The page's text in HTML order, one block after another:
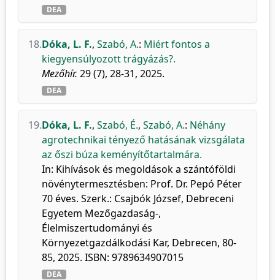
DEA
18.Dóka, L. F., Szabó, A.: Miért fontos a
kiegyensúlyozott trágyázás?.
Mezőhír. 29 (7), 28-31, 2025.
DEA
19.Dóka, L. F., Szabó, É., Szabó, A.: Néhány
agrotechnikai tényező hatásának vizsgálata
az őszi búza keményítőtartalmára.
In: Kihívások és megoldások a szántóföldi
növénytermesztésben: Prof. Dr. Pepó Péter
70 éves. Szerk.: Csajbók József, Debreceni
Egyetem Mezőgazdaság-,
Élelmiszertudományi és
Környezetgazdálkodási Kar, Debrecen, 80-
85, 2025. ISBN: 9789634907015
DEA